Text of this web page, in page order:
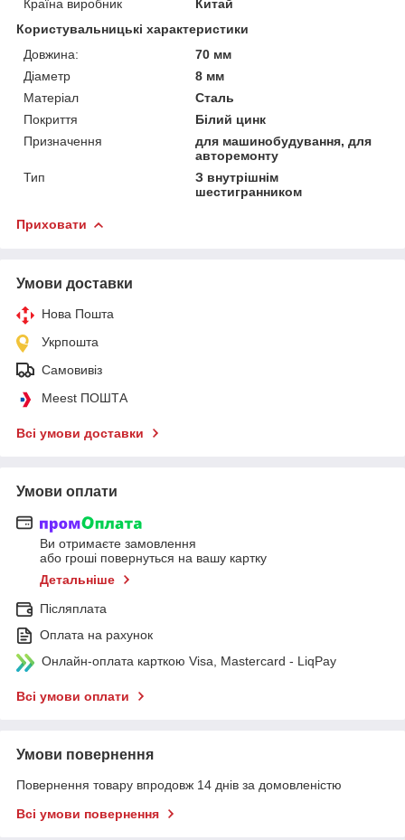
Країна виробник
Китай
Користувальницькі характеристики
Довжина:
70 мм
Діаметр
8 мм
Матеріал
Сталь
Покриття
Білий цинк
Призначення
для машинобудування, для
авторемонту
Тип
З внутрішнім
шестигранником
Приховати
Умови доставки
Нова Пошта
Укрпошта
Самовивіз
Meest ПОШТА
Всі умови доставки
Умови оплати
Ви отримаєте замовлення
або гроші повернуться на вашу картку
Детальніше
Післяплата
Оплата на рахунок
Онлайн-оплата карткою Visa, Mastercard - LiqPay
Всі умови оплати
Умови повернення
Повернення товару впродовж 14 днів за домовленістю
Всі умови повернення